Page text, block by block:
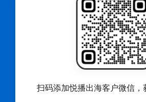
扫码添加悦播出海客户微信，